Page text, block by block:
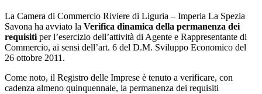
La Camera di Commercio Riviere di Liguria – Imperia La Spezia
Savona ha avviato la Verifica dinamica della permanenza dei
requisitiper l’esercizio dell’attività di Agente e Rappresentante di
Commercio, ai sensi dell’art. 6 del D.M. Sviluppo Economico del
26 ottobre 2011.
Come noto, il Registro delle Imprese è tenuto a verificare, con
cadenza almeno quinquennale, la permanenza dei requisiti